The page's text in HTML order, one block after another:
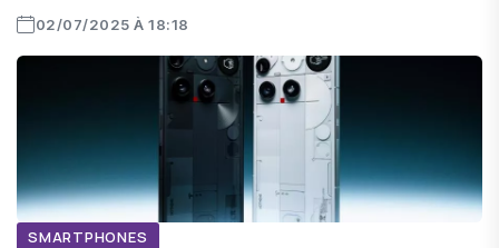
02/07/2025 À 18:18
SMARTPHONES